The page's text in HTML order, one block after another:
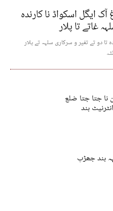
ایگل اسکواڈ نا کارندہ
غاتے تا پلار
تا دو تے تفیر و سرکاری سلہہ تے پلار
نا جتا جتا ضلع
بند
بند جھڑپ